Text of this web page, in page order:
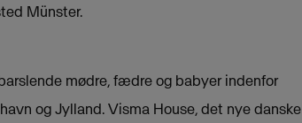
Münster.
mødre, fædre og babyer indenfor
og Jylland. Visma House, det nye danske